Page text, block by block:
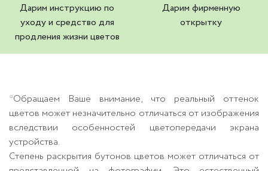
Дарим инструкцию по
уходу и средство для
продления жизни цветов
Дарим фирменную
открытку
*Обращаем Ваше внимание, что реальный оттенок
цветов может незначительно отличаться от изображения
вследствии особенностей цветопередачи экрана
устройства.
Степень раскрытия бутонов цветов может отличаться от